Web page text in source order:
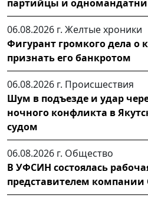
партийцы и
06.08.2026 г. Желтые хроники
Фигурант громкого дела о
признать его банкротом
06.08.2026 г. Происшествия
Шум в подъезде и удар
ночного конфликта в
судом
06.08.2026 г. Общество
В УФСИН состоялась
представителем